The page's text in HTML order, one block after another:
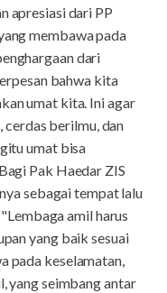
apresiasi dari PP
membawa pada
dari
bahwa kita
umat kita. Ini agar
berilmu, dan
umat bisa
Pak Haedar ZIS
sebagai tempat lalu
amil harus
yang baik sesuai
pada keselamatan,
yang seimbang antar